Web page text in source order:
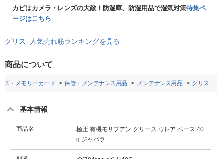
カビはカメラ・レンズの大敵！防湿庫、防湿用品で湿気対策特集ペ
ージはこちら
グリス 人気売れ筋ランキングを見る
商品について
ズ・メモリーカード 保管・メンテナンス用品 メンテナンス用品 グリス
基本情報
商品名
極圧 有機モリブデン グリース ウレア ベース 40
g ジャバラ